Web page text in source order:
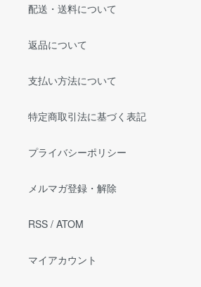
配送・送料について
返品について
支払い方法について
特定商取引法に基づく表記
プライバシーポリシー
メルマガ登録・解除
RSS / ATOM
マイアカウント